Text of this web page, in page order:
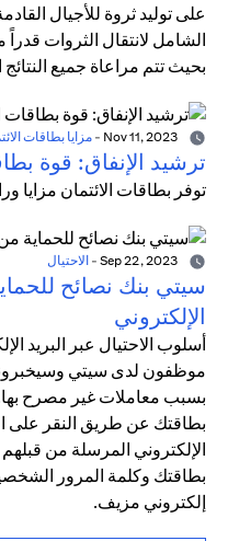
على توليد ثروة للأجيال
الشامل لانتقال الثروات قدراً
بحيث تتم مراعاة جميع النتائج
-مزايا بطاقات
ترشيد الإنفاق: قوة
توفر بطاقات الائتمان مزايا
- الاحتيال
سيتي بنك نصائح
الإلكتروني
أسلوب الاحتيال عبر البريد
موظفون لدى سيتي
بسبب معاملات غير مصرح
بطاقتك عن طريق النقر على
الإلكتروني المرسلة من
بطاقتك وكلمة المرور
إلكتروني مزيف.